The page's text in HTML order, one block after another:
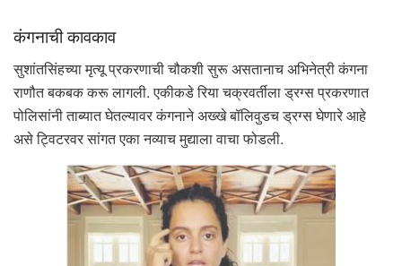
कंगनाची कावकाव
सुशांतसिंहच्या मृत्यू प्रकरणाची चौकशी सुरू असतानाच अभिनेत्री कंगना
राणौत बकबक करू लागली. एकीकडे रिया चक्रवर्तीला ड्रग्स प्रकरणात
पोलिसांनी ताब्यात घेतल्यावर कंगनाने अख्खे बॉलिवुडच ड्रग्स घेणारे आहे
असे ट्विटरवर सांगत एका नव्याच मुद्याला वाचा फोडली.